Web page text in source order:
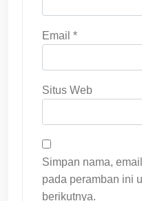
Email *
Situs Web
Simpan nama,
pada peramban ini
berikutnya.